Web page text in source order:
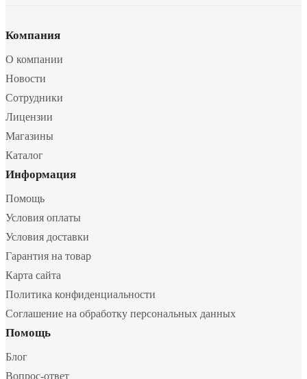
Компания
О компании
Новости
Сотрудники
Лицензии
Магазины
Каталог
Информация
Помощь
Условия оплаты
Условия доставки
Гарантия на товар
Карта сайта
Политика конфиденциальности
Соглашение на обработку персональных данных
Помощь
Блог
Вопрос-ответ